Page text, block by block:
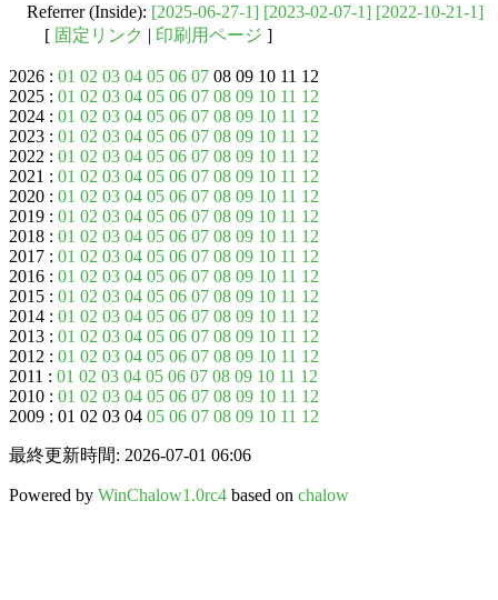
Referrer (Inside): [2025-06-27-1] [2023-02-07-1] [2022-10-21-1]
[ 固定リンク | 印刷用ページ ]
2026 : 01 02 03 04 05 06 07 08 09 10 11 12
2025 : 01 02 03 04 05 06 07 08 09 10 11 12
2024 : 01 02 03 04 05 06 07 08 09 10 11 12
2023 : 01 02 03 04 05 06 07 08 09 10 11 12
2022 : 01 02 03 04 05 06 07 08 09 10 11 12
2021 : 01 02 03 04 05 06 07 08 09 10 11 12
2020 : 01 02 03 04 05 06 07 08 09 10 11 12
2019 : 01 02 03 04 05 06 07 08 09 10 11 12
2018 : 01 02 03 04 05 06 07 08 09 10 11 12
2017 : 01 02 03 04 05 06 07 08 09 10 11 12
2016 : 01 02 03 04 05 06 07 08 09 10 11 12
2015 : 01 02 03 04 05 06 07 08 09 10 11 12
2014 : 01 02 03 04 05 06 07 08 09 10 11 12
2013 : 01 02 03 04 05 06 07 08 09 10 11 12
2012 : 01 02 03 04 05 06 07 08 09 10 11 12
2011 : 01 02 03 04 05 06 07 08 09 10 11 12
2010 : 01 02 03 04 05 06 07 08 09 10 11 12
2009 : 01 02 03 04 05 06 07 08 09 10 11 12
最終更新時間: 2026-07-01 06:06
Powered by WinChalow1.0rc4 based on chalow